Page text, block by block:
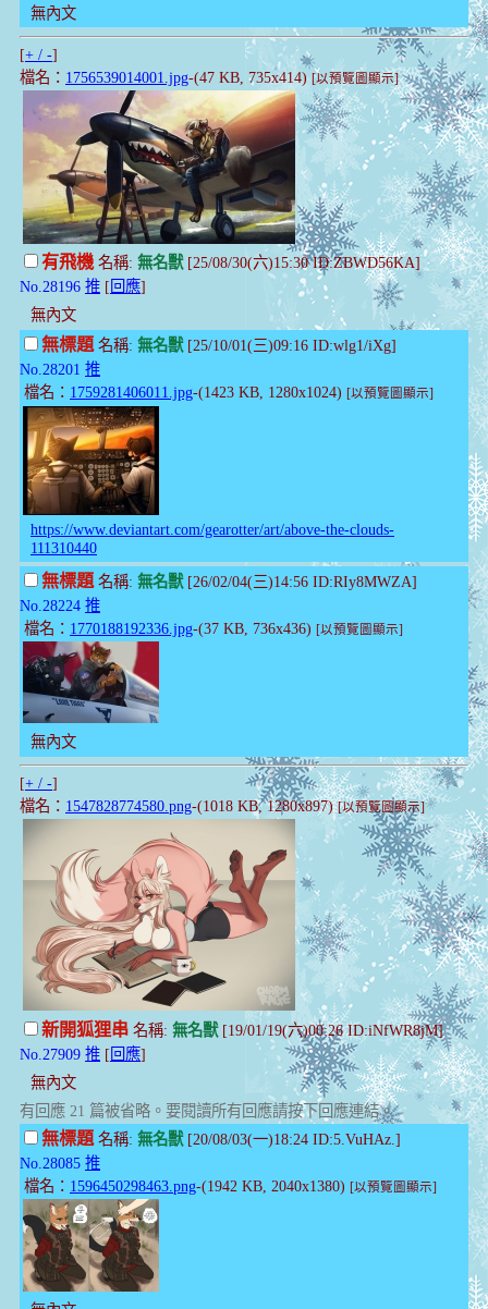
無內文
[+ / -]
檔名： 1756539014001.jpg-(47 KB, 735x414) [以預覽圖顯示]
有飛機名稱: 無名獸[25/08/30(六)15:30 ID:ZBWD56KA]
No.28196 推 [ 回應]
無內文
無標題名稱: 無名獸[25/10/01(三)09:16 ID:wlg1/iXg]
No.28201 推
檔名： 1759281406011.jpg-(1423 KB, 1280x1024) [以預覽圖顯示]
https://www.deviantart.com/gearotter/art/above-the-clouds-
111310440
無標題名稱: 無名獸[26/02/04(三)14:56 ID:RIy8MWZA]
No.28224 推
檔名： 1770188192336.jpg-(37 KB, 736x436) [以預覽圖顯示]
無內文
[+ / -]
檔名： 1547828774580.png-(1018 KB, 1280x897)[以預覽圖顯示]
新開狐狸串 名稱: 無名獸[19/01/19(六)00:26 ID:iNfWR8jM]
No.27909 推 [ 回應]
無內文
有回應 21 篇被省略。要閱讀所有回應請按下回應連結。
無標題名稱: 無名獸[20/08/03(一)18:24 ID:5.VuHAz.]
No.28085 推
檔名： 1596450298463.png-(1942 KB, 2040x1380) [以預覽圖顯示]